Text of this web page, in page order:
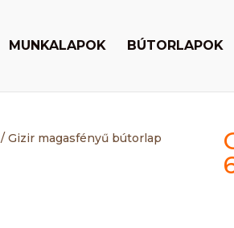
MUNKALAPOK BÚTORLAPOK
/ Gizir magasfényű bútorlap